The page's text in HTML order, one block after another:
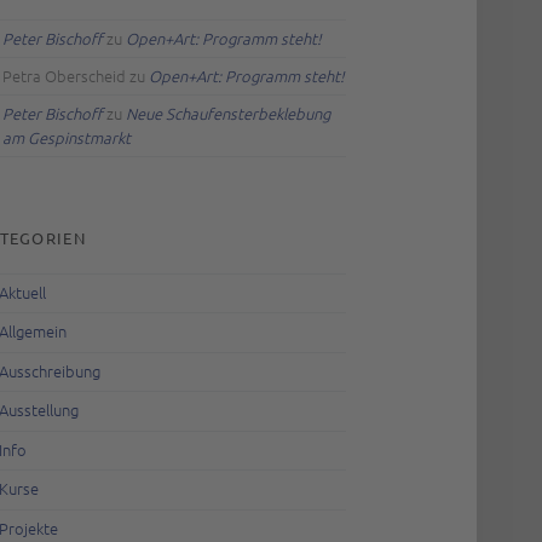
Peter Bischoffzu Open+Art: Programm steht!
Petra Oberscheid zu Open+Art: Programm steht!
Peter Bischoffzu Neue Schaufensterbeklebung
am Gespinstmarkt